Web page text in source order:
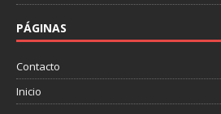
PÁGINAS
Contacto
Inicio